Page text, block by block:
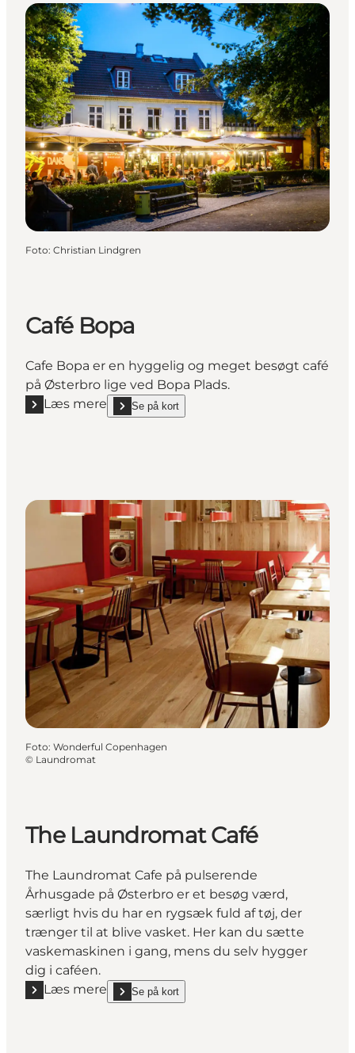
Foto: Christian Lindgren
Café Bopa
Cafe Bopa er en hyggelig og meget besøgt café
på Østerbro lige ved Bopa Plads.
Læs mere
Læs mere "Café Bopa"
Se på kort
show Café Bopa on_map
Foto: Wonderful Copenhagen
© Laundromat
The Laundromat Café
The Laundromat Cafe på pulserende
Århusgade på Østerbro er et besøg værd,
særligt hvis du har en rygsæk fuld af tøj, der
trænger til at blive vasket. Her kan du sætte
vaskemaskinen i gang, mens du selv hygger
dig i caféen.
Læs mere
Læs mere "The Laundromat Café"
Se på kort
show The Laundromat Café on_map